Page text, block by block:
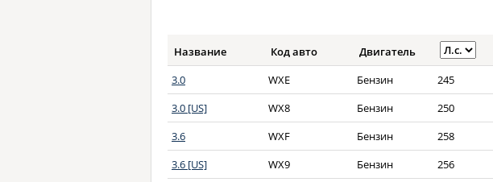
Название Код авто Двигатель
3.0
WXE Бензин 245
3.0 [US]
WX8 Бензин 250
3.6
WXF Бензин 258
3.6 [US]
WX9 Бензин 256